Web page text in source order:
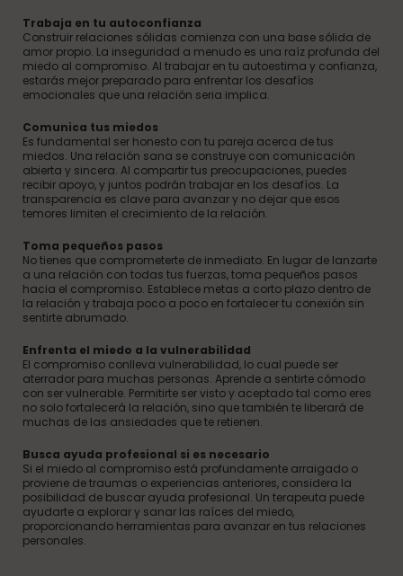
Trabaja en tu autoconfianza
Construir relaciones sólidas comienza con una base sólida de
amor propio. La inseguridad a menudo es una raíz profunda del
miedo al compromiso. Al trabajar en tu autoestima y confianza,
estarás mejor preparado para enfrentar los desafíos
emocionales que una relación seria implica.
Comunica tus miedos
Es fundamental ser honesto con tu pareja acerca de tus
miedos. Una relación sana se construye con comunicación
abierta y sincera. Al compartir tus preocupaciones, puedes
recibir apoyo, y juntos podrán trabajar en los desafíos. La
transparencia es clave para avanzar y no dejar que esos
temores limiten el crecimiento de la relación.
Toma pequeños pasos
No tienes que comprometerte de inmediato. En lugar de lanzarte
a una relación con todas tus fuerzas, toma pequeños pasos
hacia el compromiso. Establece metas a corto plazo dentro de
la relación y trabaja poco a poco en fortalecer tu conexión sin
sentirte abrumado.
Enfrenta el miedo a la vulnerabilidad
El compromiso conlleva vulnerabilidad, lo cual puede ser
aterrador para muchas personas. Aprende a sentirte cómodo
con ser vulnerable. Permitirte ser visto y aceptado tal como eres
no solo fortalecerá la relación, sino que también te liberará de
muchas de las ansiedades que te retienen.
Busca ayuda profesional si es necesario
Si el miedo al compromiso está profundamente arraigado o
proviene de traumas o experiencias anteriores, considera la
posibilidad de buscar ayuda profesional. Un terapeuta puede
ayudarte a explorar y sanar las raíces del miedo,
proporcionando herramientas para avanzar en tus relaciones
personales.